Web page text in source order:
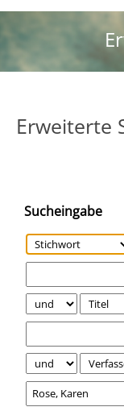
Erweiterte
Sucheingabe